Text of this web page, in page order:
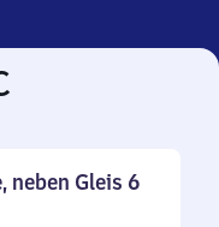
neben Gleis 6